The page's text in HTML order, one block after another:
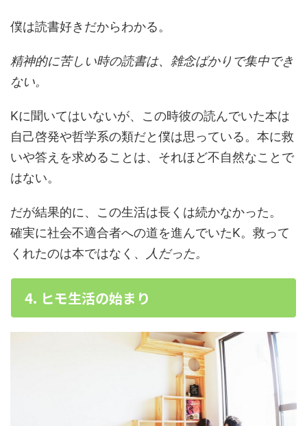
僕は読書好きだからわかる。
精神的に苦しい時の読書は、雑念ばかりで集中でき
ない。
Kに聞いてはいないが、この時彼の読んでいた本は
自己啓発や哲学系の類だと僕は思っている。本に救
いや答えを求めることは、それほど不自然なことで
はない。
だが結果的に、この生活は長くは続かなかった。
確実に社会不適合者への道を進んでいたK。救って
くれたのは本ではなく、
人だった。
4. ヒモ生活の始まり